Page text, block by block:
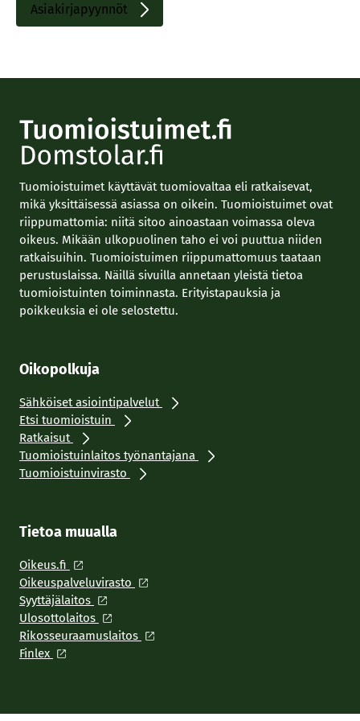
linkki
Asiakirjapyynnöt
Sisäinen
Tuomioistuimet käyttävät tuomiovaltaa eli ratkaisevat,
mikä yksittäisessä asiassa on oikein. Tuomioistuimet ovat
riippumattomia: niitä sitoo ainoastaan voimassa oleva
oikeus. Mikään ulkopuolinen taho ei voi puuttua niiden
ratkaisuihin. Tuomioistuimen riippumattomuus taataan
perustuslaissa. Näillä sivuilla annetaan yleistä tietoa
tuomioistuinten toiminnasta. Erityistapauksia ja
poikkeuksia ei ole selostettu.
Oikopolkuja
Sähköiset asiointipalvelut
Etsi tuomioistuin
Ratkaisut
Tuomioistuinlaitos työnantajana
Tuomioistuinvirasto
Tietoa muualla
Oikeus.fi
Oikeuspalveluvirasto
Syyttäjälaitos
Ulosottolaitos
Rikosseuraamuslaitos
Finlex